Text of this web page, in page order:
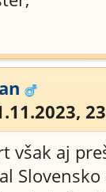
však aj
Slovensko